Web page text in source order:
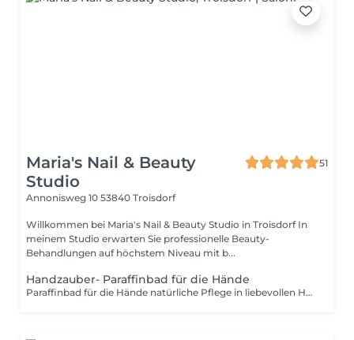
Maria's Nail & Beauty
Studio
51
Annonisweg 10 53840 Troisdorf
Willkommen bei Maria's Nail & Beauty Studio in Troisdorf In
meinem Studio erwarten Sie professionelle Beauty-
Behandlungen auf höchstem Niveau mit b...
Handzauber- Paraffinbad für die Hände
Paraffinbad für die Hände natürliche Pflege in liebevollen Händen** Als erfahrene Beautyfee biete ich dir eine persönliche, entspannende Handpflege mit Fokus auf trockene und beanspruchte Haut. Meine **Paraffinbehandlung** ist mehr als nur Wellness sie ist eine intensive Regeneration für deine Hände. **Ablauf der Behandlung:** - **Sanftes Enzympeeling**, um die Haut zu glätten und optimal auf die Pflege vorzubereiten. - **Warmes Paraffinbad**, das die Haut tief durchwärmt, Feuchtigkeit einschließt und die Durchblutung fördert. - **Wohltuende Massage mit pflegendem molekulare Öl**, das die Haut intensiv nährt, regeneriert und seidig weich macht. Diese Behandlung ist ideal für **trockene, rissige oder empfindliche Hände** und sorgt für sichtbare und spürbare Ergebnisse bereits nach der ersten Anwendung. **Gönn dir diesen Moment der Ruhe und Pflege deine Hände werden es dir danken.** Vereinbare jetzt deinen persönlichen Termin bei mir.